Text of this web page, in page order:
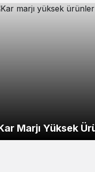
Marjı Yüksek